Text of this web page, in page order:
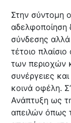
Στην σύντομη
αδελφοποίηση
σύνδεσης
τέτοιο
των περιοχών
συνέργειες
κοινά οφέλη.
Ανάπτυξη ως
απειλών όπως